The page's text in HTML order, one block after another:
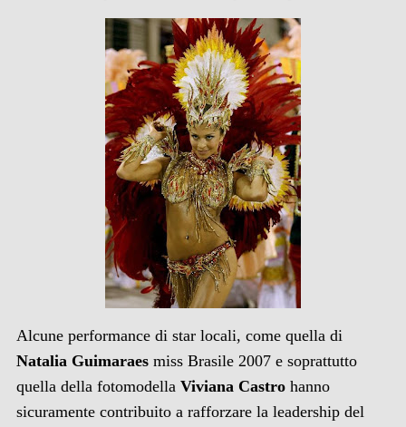
Alcune performance di star locali, come quella di
Natalia Guimaraesmiss Brasile 2007 e soprattutto
quella della fotomodella Viviana Castrohanno
sicuramente contribuito a rafforzare la leadership del